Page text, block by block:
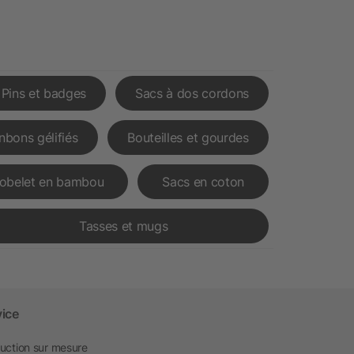
Pins et badges Sacs à dos cordons
gélifiés Bouteilles et gourdes
en bambou Sacs en coton
Tasses et mugs
sur mesure